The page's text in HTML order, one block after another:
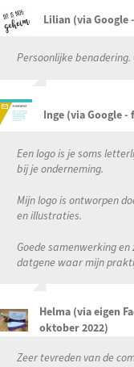
Lilian (via Google
Persoonlijke
Inge (via Google -
Een logo is je soms
bij je onderneming.
Mijn logo is ontworpen
en illustraties.
Goede samenwerking
datgene waar mijn
Helma (via eigen
oktober 2022)
Zeer tevreden van de